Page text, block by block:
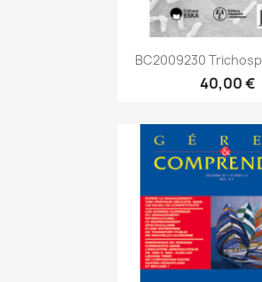
Aperçu
BC2009230
40,00 €